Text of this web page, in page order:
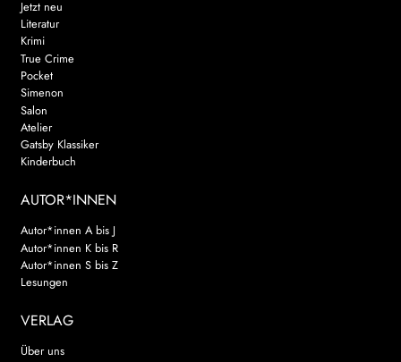
Jetzt neu
Literatur
Krimi
True Crime
Pocket
Simenon
Salon
Atelier
Gatsby Klassiker
Kinderbuch
AUTOR*INNEN
Autor*innen A bis J
Autor*innen K bis R
Autor*innen S bis Z
Lesungen
VERLAG
Über uns